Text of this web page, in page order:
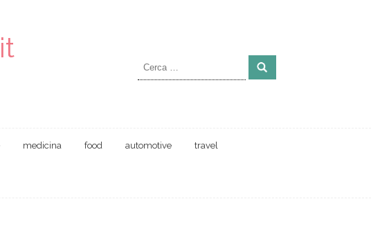
Ricerca
per:
medicina food automotive travel